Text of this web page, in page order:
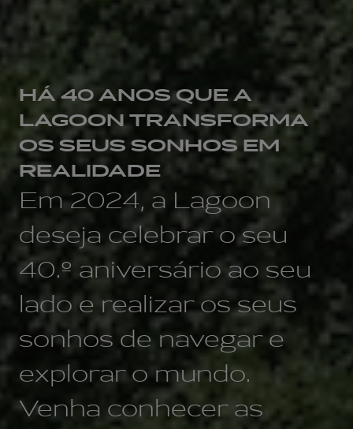
HÁ 40 ANOS QUE A
LAGOON TRANSFORMA
OS SEUS SONHOS EM
REALIDADE
Em 2024, a Lagoon
deseja celebrar o seu
40.º aniversário ao seu
lado e realizar os seus
sonhos de navegar e
explorar o mundo.
Venha conhecer as